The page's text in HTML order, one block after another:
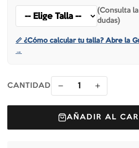
(Consulta
dudas)
📏 ¿Cómo calcular tu talla? Abre la
→
CANTIDAD 1
AÑADIR AL